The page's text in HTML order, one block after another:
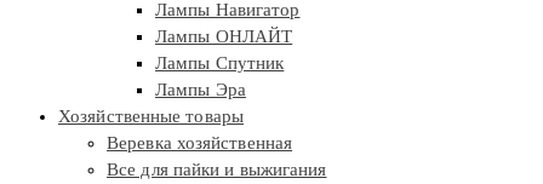
Лампы Навигатор
Лампы ОНЛАЙТ
Лампы Спутник
Лампы Эра
Хозяйственные товары
Веревка хозяйственная
Все для пайки и выжигания